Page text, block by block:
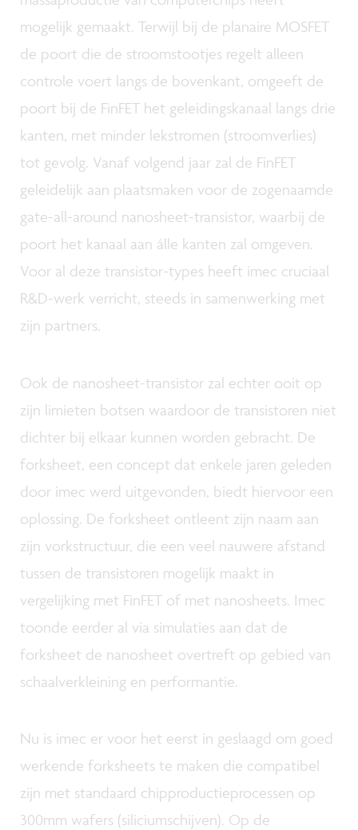
mogelijk gemaakt. Terwijl bij de planaire MOSFET
de poort die de stroomstootjes regelt alleen
controle voert langs de bovenkant, omgeeft de
poort bij de FinFET het geleidingskanaal langs drie
kanten, met minder lekstromen (stroomverlies)
tot gevolg. Vanaf volgend jaar zal de FinFET
geleidelijk aan plaatsmaken voor de zogenaamde
gate-all-around nanosheet-transistor, waarbij de
poort het kanaal aan álle kanten zal omgeven.
Voor al deze transistor-types heeft imec cruciaal
R&D-werk verricht, steeds in samenwerking met
zijn partners.
Ook de nanosheet-transistor zal echter ooit op
zijn limieten botsen waardoor de transistoren niet
dichter bij elkaar kunnen worden gebracht. De
forksheet, een concept dat enkele jaren geleden
door imec werd uitgevonden, biedt hiervoor een
oplossing. De forksheet ontleent zijn naam aan
zijn vorkstructuur, die een veel nauwere afstand
tussen de transistoren mogelijk maakt in
vergelijking met FinFET of met nanosheets. Imec
toonde eerder al via simulaties aan dat de
forksheet de nanosheet overtreft op gebied van
schaalverkleining en performantie.
Nu is imec er voor het eerst in geslaagd om goed
werkende forksheets te maken die compatibel
zijn met standaard chipproductieprocessen op
300mm wafers (siliciumschijven). Op de